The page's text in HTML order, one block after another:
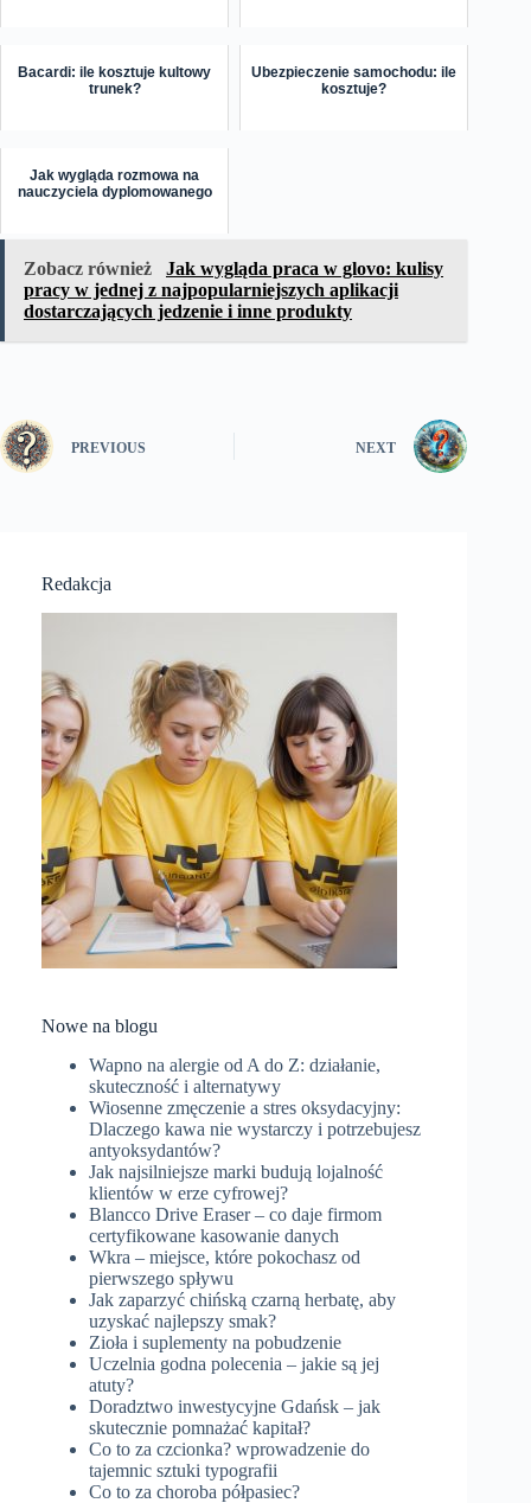
Bacardi: ile kosztuje kultowy
trunek?
Ubezpieczenie samochodu: ile
kosztuje?
Jak wygląda rozmowa na
nauczyciela dyplomowanego
Zobacz również
Jak wygląda praca w glovo: kulisy
pracy w jednej z najpopularniejszych aplikacji
dostarczających jedzenie i inne produkty
PREVIOUS NEXT
Redakcja
Nowe na blogu
Wapno na alergie od A do Z: działanie,
skuteczność i alternatywy
Wiosenne zmęczenie a stres oksydacyjny:
Dlaczego kawa nie wystarczy i potrzebujesz
antyoksydantów?
Jak najsilniejsze marki budują lojalność
klientów w erze cyfrowej?
Blancco Drive Eraser – co daje firmom
certyfikowane kasowanie danych
Wkra – miejsce, które pokochasz od
pierwszego spływu
Jak zaparzyć chińską czarną herbatę, aby
uzyskać najlepszy smak?
Zioła i suplementy na pobudzenie
Uczelnia godna polecenia – jakie są jej
atuty?
Doradztwo inwestycyjne Gdańsk – jak
skutecznie pomnażać kapitał?
Co to za czcionka? wprowadzenie do
tajemnic sztuki typografii
Co to za choroba półpasiec?